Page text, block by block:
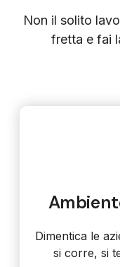
Non il solito
fretta e fai
Dimentica le
si corre, si